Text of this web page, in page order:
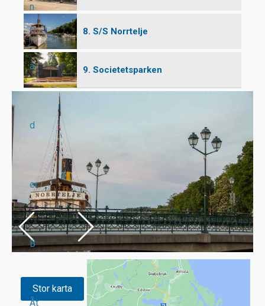
n
a
d
er
B
Åt
8. S/S Norrtelje
9. Societetsparken
Stor karta